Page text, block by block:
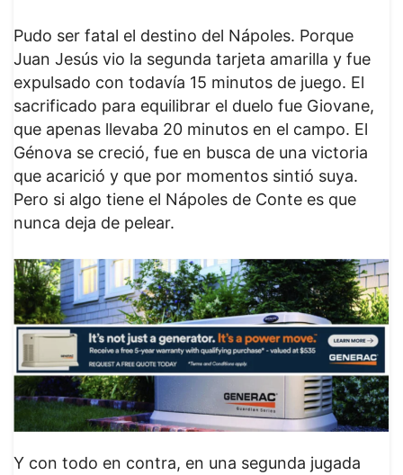
Pudo ser fatal el destino del Nápoles. Porque
Juan Jesús vio la segunda tarjeta amarilla y fue
expulsado con todavía 15 minutos de juego. El
sacrificado para equilibrar el duelo fue Giovane,
que apenas llevaba 20 minutos en el campo. El
Génova se creció, fue en busca de una victoria
que acarició y que por momentos sintió suya.
Pero si algo tiene el Nápoles de Conte es que
nunca deja de pelear.
Y con todo en contra, en una segunda jugada